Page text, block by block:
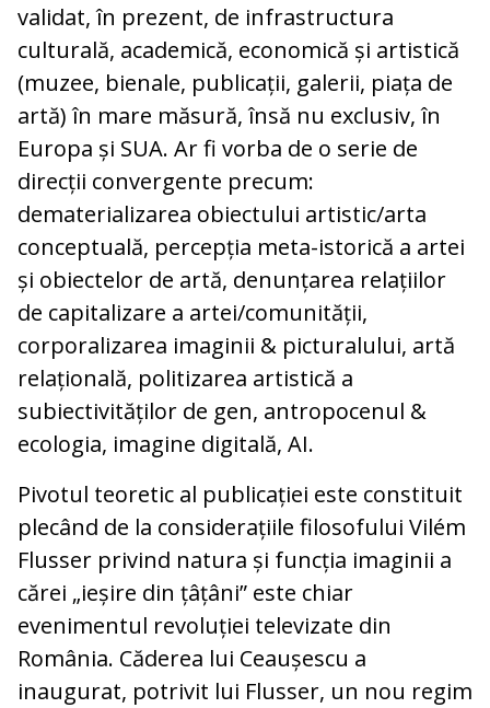
validat, în prezent, de infrastructura
culturală, academică, economică și artistică
(muzee, bienale, publicații, galerii, piața de
artă) în mare măsură, însă nu exclusiv, în
Europa și SUA. Ar fi vorba de o serie de
direcții convergente precum:
dematerializarea obiectului artistic/arta
conceptuală, percepția meta-istorică a artei
și obiectelor de artă, denunțarea relațiilor
de capitalizare a artei/comunității,
corporalizarea imaginii & picturalului, artă
relațională, politizarea artistică a
subiectivităților de gen, antropocenul &
ecologia, imagine digitală, AI.
Pivotul teoretic al publicației este constituit
plecând de la considerațiile filosofului Vilém
Flusser privind natura și funcția imaginii a
cărei „ieșire din țâțâni” este chiar
evenimentul revoluției televizate din
România. Căderea lui Ceaușescu a
inaugurat, potrivit lui Flusser, un nou regim